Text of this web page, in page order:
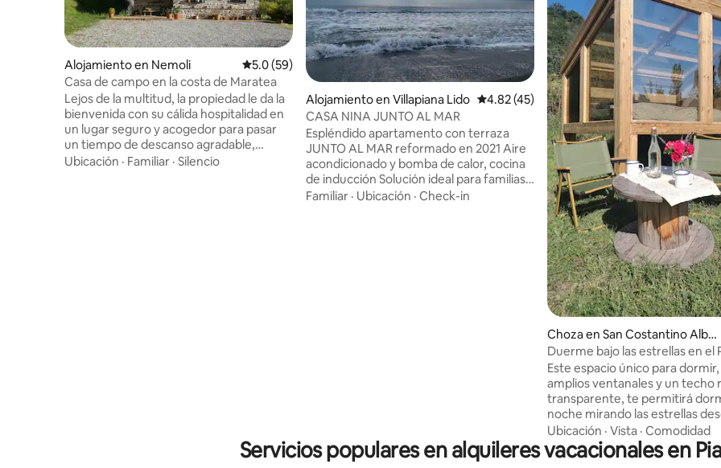
Alojamiento en Nemoli Calificación promedio: 5.0 de 5, 59 reseñas
5.0 (59)
Casa de campo en la costa de Maratea
Lejos de la multitud, la propiedad le da la
bienvenida con su cálida hospitalidad en
un lugar seguro y acogedor para pasar
un tiempo de descanso agradable,
manteniendo al mismo tiempo
Ubicación · Familiar · Silencio
Alojamiento en Villapiana Lido Calificación promedio: 4.82 de 5, 45 reseñas
4.82 (45)
CASA NINA JUNTO AL MAR
Espléndido apartamento con terraza
JUNTO AL MAR reformado en 2021 Aire
acondicionado y bomba de calor, cocina
de inducción Solución ideal para familias,
por su ubicación junto al mar y los
Familiar · Ubicación · Check-in
Choza en San Costantino Alba
nese
Duerme bajo las estrellas en el
Nacional del Pollino
Este espacio único para
amplios ventanales y un techo
transparente, te permitirá
noche mirando las estrellas
comodidad de tu cama. La habitación al
aire libre le permite disfrutar
natural virgen durante el día y
Ubicación · Vista · Comodidad
Servicios populares en alquileres vacacionales en